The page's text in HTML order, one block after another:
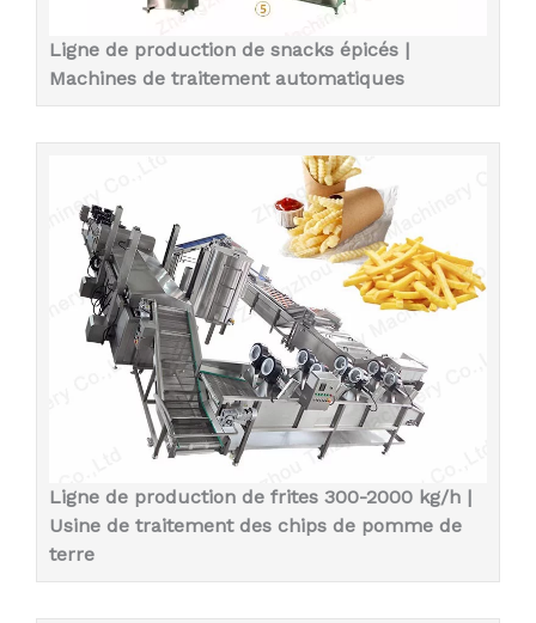
Ligne de production de snacks épicés |
Machines de traitement automatiques
Ligne de production de frites 300-2000 kg/h |
Usine de traitement des chips de pomme de
terre